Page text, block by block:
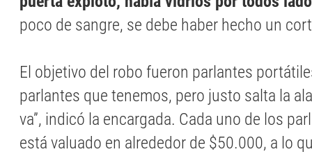
poco de sangre, se debe haber hecho un
El objetivo del robo fueron parlantes
parlantes que tenemos, pero justo salta la
va”, indicó la encargada. Cada uno de los
está valuado en alrededor de $50.000, a lo